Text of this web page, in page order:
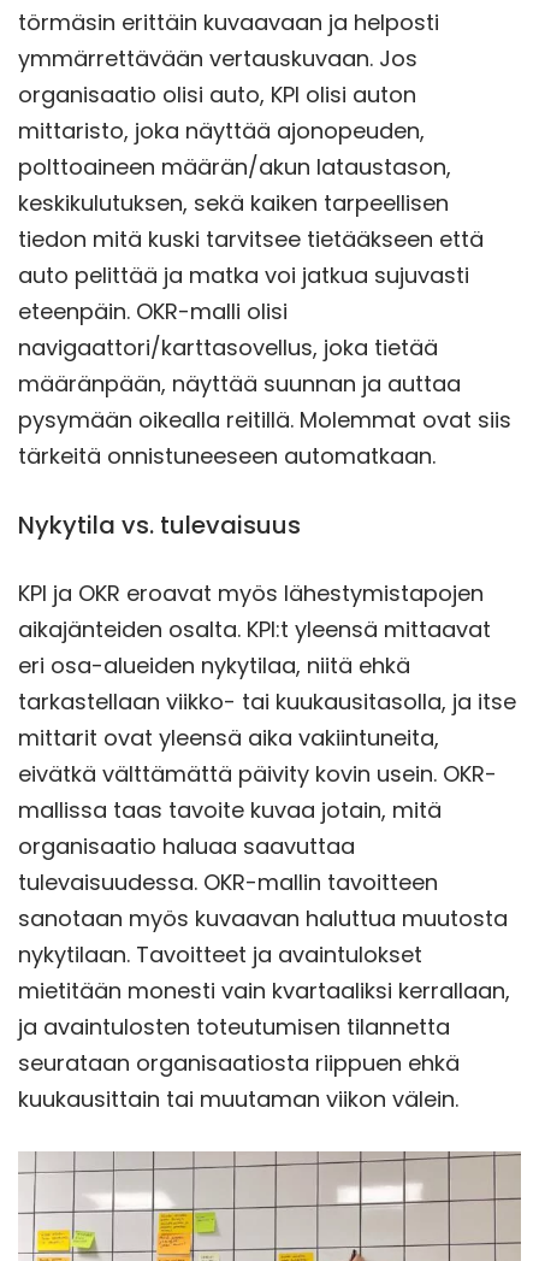
törmäsin erittäin kuvaavaan ja helposti
ymmärrettävään vertauskuvaan. Jos
organisaatio olisi auto, KPI olisi auton
mittaristo, joka näyttää ajonopeuden,
polttoaineen määrän/akun lataustason,
keskikulutuksen, sekä kaiken tarpeellisen
tiedon mitä kuski tarvitsee tietääkseen että
auto pelittää ja matka voi jatkua sujuvasti
eteenpäin. OKR-malli olisi
navigaattori/karttasovellus, joka tietää
määränpään, näyttää suunnan ja auttaa
pysymään oikealla reitillä. Molemmat ovat siis
tärkeitä onnistuneeseen automatkaan.
Nykytila vs. tulevaisuus
KPI ja OKR eroavat myös lähestymistapojen
aikajänteiden osalta. KPI:t yleensä mittaavat
eri osa-alueiden nykytilaa, niitä ehkä
tarkastellaan viikko- tai kuukausitasolla, ja itse
mittarit ovat yleensä aika vakiintuneita,
eivätkä välttämättä päivity kovin usein. OKR-
mallissa taas tavoite kuvaa jotain, mitä
organisaatio haluaa saavuttaa
tulevaisuudessa. OKR-mallin tavoitteen
sanotaan myös kuvaavan haluttua muutosta
nykytilaan. Tavoitteet ja avaintulokset
mietitään monesti vain kvartaaliksi kerrallaan,
ja avaintulosten toteutumisen tilannetta
seurataan organisaatiosta riippuen ehkä
kuukausittain tai muutaman viikon välein.